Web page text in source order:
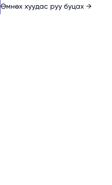
Өмнөх хуудас руу буцах →